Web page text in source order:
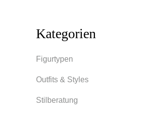
Kategorien
Figurtypen
Outfits & Styles
Stilberatung